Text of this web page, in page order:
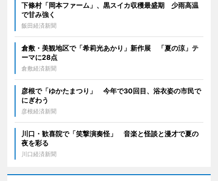
下條村「岡本ファーム」、黒スイカ収穫最盛期 少雨高温
で甘み強く
飯田経済新聞
倉敷・美観地区で「希莉光あかり」新作展 「夏の涼」テ
ーマに28点
倉敷経済新聞
彦根で「ゆかたまつり」 今年で30回目、浴衣姿の市民で
にぎわう
彦根経済新聞
川口・歓喜院で「笑撃演奏怪」 音楽と怪談と漫才で夏の
夜を彩る
川口経済新聞